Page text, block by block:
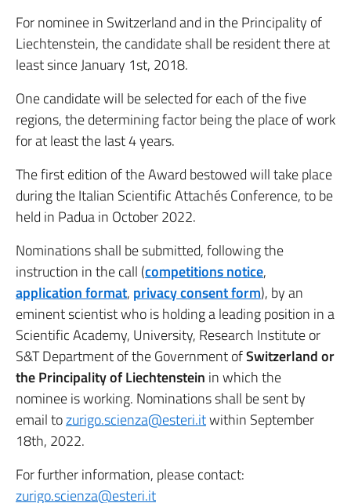
For nominee in Switzerland and in the Principality of
Liechtenstein, the candidate shall be resident there at
least since January 1st, 2018.
One candidate will be selected for each of the five
regions, the determining factor being the place of work
for at least the last 4 years.
The first edition of the Award bestowed will take place
during the Italian Scientific Attachés Conference, to be
held in Padua in October 2022.
Nominations shall be submitted, following the
instruction in the call (competitions notice,
application format, privacy consent form), by an
eminent scientist who is holding a leading position in a
Scientific Academy, University, Research Institute or
S&T Department of the Government ofSwitzerland or
the Principality of Liechtenstein in which the
nominee is working. Nominations shall be sent by
email tozurigo.scienza@esteri.itwithin September
18th, 2022.
For further information, please contact:
zurigo.scienza@esteri.it